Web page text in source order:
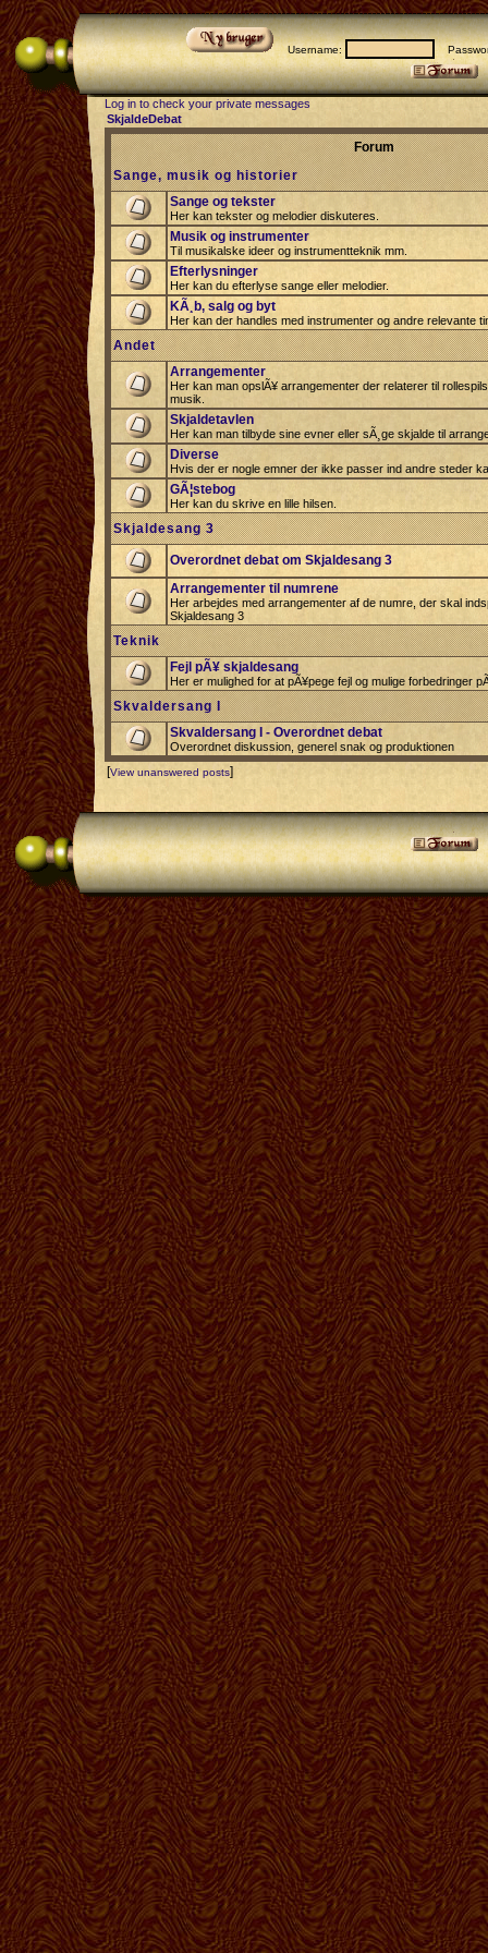
Username:
Log in to check your private messages
SkjaldeDebat
Forum
Sange, musik og historier
Sange og tekster
Her kan tekster og melodier diskuteres.
Musik og instrumenter
Til musikalske ideer og instrumentteknik mm.
Efterlysninger
Her kan du efterlyse sange eller melodier.
KÃ¸b, salg og byt
Her kan der handles med instrumenter og andre relevante
Andet
Arrangementer
Her kan man opslÃ¥ arrangementer der relaterer til
musik.
Skjaldetavlen
Her kan man tilbyde sine evner eller sÃ¸ge skjalde til
Diverse
Hvis der er nogle emner der ikke passer ind andre steder
GÃ¦stebog
Her kan du skrive en lille hilsen.
Skjaldesang 3
Overordnet debat om Skjaldesang 3
Arrangementer til numrene
Her arbejdes med arrangementer af de numre, der skal
Skjaldesang 3
Teknik
Fejl pÃ¥ skjaldesang
Her er mulighed for at pÃ¥pege fejl og mulige forbedringer
Skvaldersang I
Skvaldersang I - Overordnet debat
Overordnet diskussion, generel snak og produktionen
[View unanswered posts]